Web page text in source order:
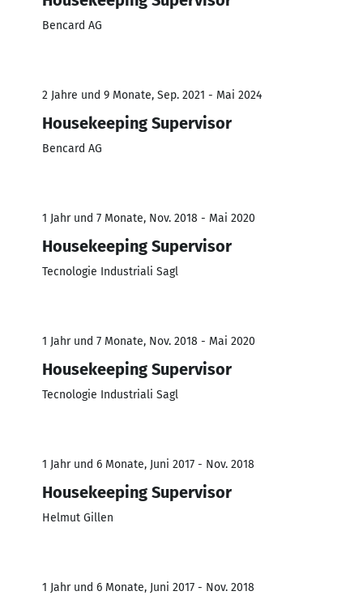
Bencard AG
2 Jahre und 9 Monate, Sep. 2021 - Mai 2024
Housekeeping Supervisor
Bencard AG
1 Jahr und 7 Monate, Nov. 2018 - Mai 2020
Housekeeping Supervisor
Tecnologie Industriali Sagl
1 Jahr und 7 Monate, Nov. 2018 - Mai 2020
Housekeeping Supervisor
Tecnologie Industriali Sagl
1 Jahr und 6 Monate, Juni 2017 - Nov. 2018
Housekeeping Supervisor
Helmut Gillen
1 Jahr und 6 Monate, Juni 2017 - Nov. 2018